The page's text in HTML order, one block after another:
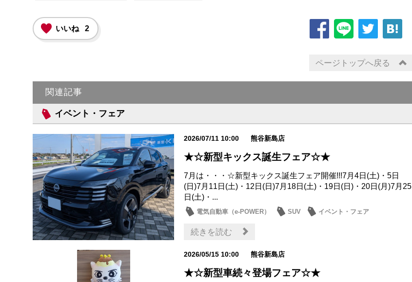
いいね 2
ページトップへ戻る
関連記事
イベント・フェア
2026/07/11 10:00 熊谷新島店
★☆新型キックス誕生フェア☆★
7月は・・・☆新型キックス誕生フェア開催!!!7月4日(土)・5日
(日)7月11日(土)・12日(日)7月18日(土)・19日(日)・20日(月)7月25
日(土)・...
電気自動車（e-POWER） SUV
イベント・フェア
試乗車・展示車
続きを読む
2026/05/15 10:00 熊谷新島店
★☆新型車続々登場フェア☆★